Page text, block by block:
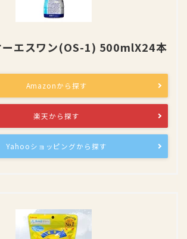
ーエスワン(OS-1) 500mlX24本
Amazonから探す
楽天から探す
Yahooショッピングから探す